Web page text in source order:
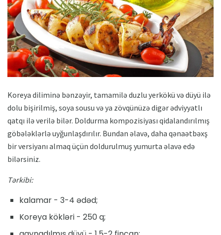
Koreya diliminə bənzəyir, tamamilə duzlu yerkökü və düyü ilə
dolu bişirilmiş, soya sousu və ya zövqünüzə digər ədviyyatlı
qatqı ilə verilə bilər. Doldurma kompozisiyası qidalandırılmış
göbələklərlə uyğunlaşdırılır. Bundan əlavə, daha qənaətbəxş
bir versiyanı almaq üçün doldurulmuş yumurta əlavə edə
bilərsiniz.
Tərkibi:
kalamar - 3-4 ədəd;
Koreya kökləri - 250 q;